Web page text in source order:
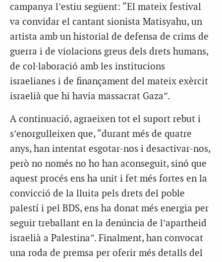
campanya l’estiu següent: “El mateix festival
va convidar el cantant sionista Matisyahu, un
artista amb un historial de defensa de crims de
guerra i de violacions greus dels drets humans,
de col·laboració amb les institucions
israelianes i de finançament del mateix exèrcit
israelià que hi havia massacrat Gaza”.
A continuació, agraeixen tot el suport rebut i
s’enorgulleixen que, “durant més de quatre
anys, han intentat esgotar-nos i desactivar-nos,
però no només no ho han aconseguit, sinó que
aquest procés ens ha unit i fet més fortes en la
convicció de la lluita pels drets del poble
palestí i pel BDS, ens ha donat més energia per
seguir treballant en la denúncia de l’apartheid
israelià a Palestina”. Finalment, han convocat
una roda de premsa per oferir més detalls del